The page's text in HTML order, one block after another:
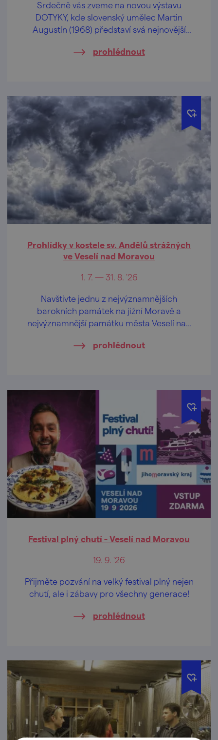
Srdečně vás zveme na novou výstavu
DOTYKY, kde slovenský umělec Martin
Augustín (1968) představí svá nejnovější
prohlédnout
Prohlídky v kostele sv. Andělů strážných
ve Veselí nad Moravou
1. 7. — 31. 8. '26
Navštivte jednu z nejvýznamnějších
barokních památek na jižní Moravě a
nejvýznamnější památku města Veselí nad
prohlédnout
Festival plný chutí - Veselí nad Moravou
19. 9. '26
Přijměte pozvání na velký festival plný nejen
chutí, ale i zábavy pro všechny generace!
prohlédnout